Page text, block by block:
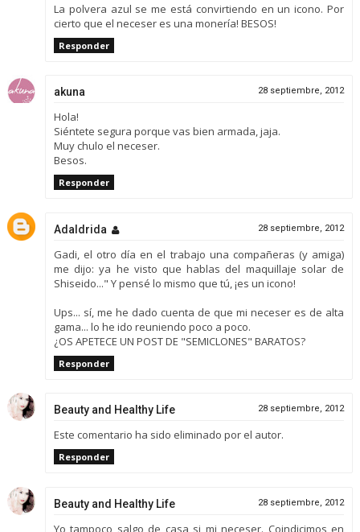
La polvera azul se me está convirtiendo en un icono. Por
cierto que el neceser es una monería! BESOS!
Responder
akuna 28 septiembre, 2012
Hola!
Siéntete segura porque vas bien armada, jaja.
Muy chulo el neceser.
Besos.
Responder
Adaldrida 28 septiembre, 2012
Gadi, el otro día en el trabajo una compañeras (y amiga)
me dijo: ya he visto que hablas del maquillaje solar de
Shiseido..." Y pensé lo mismo que tú, ¡es un icono!
Ups... sí, me he dado cuenta de que mi neceser es de alta
gama... lo he ido reuniendo poco a poco.
¿OS APETECE UN POST DE "SEMICLONES" BARATOS?
Responder
Beauty and Healthy Life 28 septiembre, 2012
Este comentario ha sido eliminado por el autor.
Responder
Beauty and Healthy Life 28 septiembre, 2012
Yo tampoco salgo de casa si mi neceser. Coindicimos en